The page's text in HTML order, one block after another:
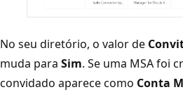
No seu diretório, o valor de
muda para Sim. Se uma MSA foi
convidado aparece como Conta